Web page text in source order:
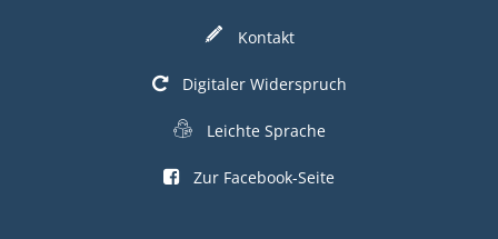
Kontakt
Digitaler Widerspruch
Leichte Sprache
Zur Facebook-Seite